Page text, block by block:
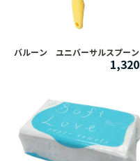
バルーン ユニバーサルスプーン
1,320